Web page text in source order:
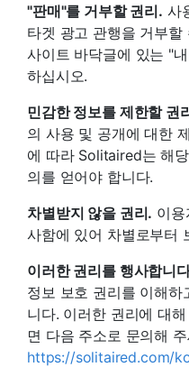
"판매"를 거부할 권리. 사
타겟 광고 관행을 거부할
사이트 바닥글에 있는 "
하십시오.
민감한 정보를 제한할 권
의 사용 및 공개에 대한
에 따라 Solitaired는 해
의를 얻어야 합니다.
차별받지 않을 권리. 이
사함에 있어 차별로부터
이러한 권리를 행사합니
정보 보호 권리를 이해
니다. 이러한 권리에 대
면 다음 주소로 문의해
https://solitaired.com/